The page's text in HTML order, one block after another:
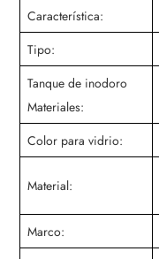
Característica:
Tipo:
Tanque de inodoro
Materiales:
Color para vidrio:
Material:
Marco: